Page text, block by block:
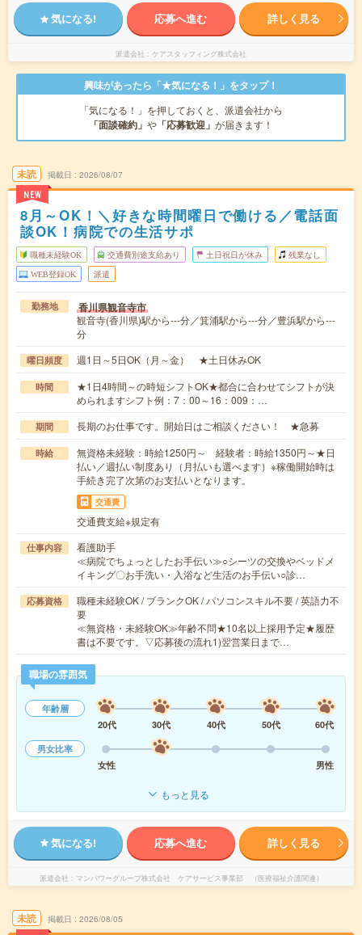
気になる! 応募へ進む 詳しく見る
派遣会社 ケアスタッフィング株式会社
興味があったら「★気になる！」をタップ！
「気になる！」を押しておくと、派遣会社から
「面談確約」 や 「応募歓迎」 が届きます！
未読
NEW
掲載日 2026/08/07
8月～OK！＼好きな時間曜日で働ける／電話面
談OK！病院での生活サポ
職種未経験OK 交通費別途支給あり 土日祝日が休み 残業なし
WEB登録OK 派遣
勤務地 香川県観音寺市
観音寺(香川県)駅から---分／箕浦駅から---分／豊浜駅から---
分
曜日頻度 週1日～5日OK（月～金） ★土日休みOK
時間
★1日4時間～の時短シフトOK★都合に合わせてシフトが決
められますシフト例：7：00～16：009：…
期間 長期のお仕事です。開始日はご相談ください！ ★急募
時給
無資格未経験：時給1250円～ 経験者：時給1350円～★日
払い／週払い制度あり（月払いも選べます）※稼働開始時は
手続き完了次第のお支払いとなります。
交通費
交通費支給※規定有
仕事内容
看護助手
≪病院でちょっとしたお手伝い≫○シーツの交換やベッドメ
イキング〇お手洗い・入浴など生活のお手伝い○診…
応募資格
職種未経験OK / ブランクOK / パソコンスキル不要 / 英語力不
要
≪無資格・未経験OK≫年齢不問★10名以上採用予定★履歴
書は不要です。▽応募後の流れ1)翌営業日まで…
職場の雰囲気
年齢層
20代
30代 40代 50代
60代
男女比率
女性
男性
もっと見る
気になる! 応募へ進む 詳しく見る
派遣会社 マンパワーグループ株式会社 ケアサービス事業部 （医療福祉介護関連）
未読 掲載日 2026/08/05